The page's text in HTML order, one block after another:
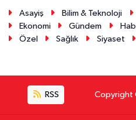
Asayiş Bilim & Teknoloji
Ekonomi
Gündem
Özel
Sağlık Siyaset
RSS Copyright